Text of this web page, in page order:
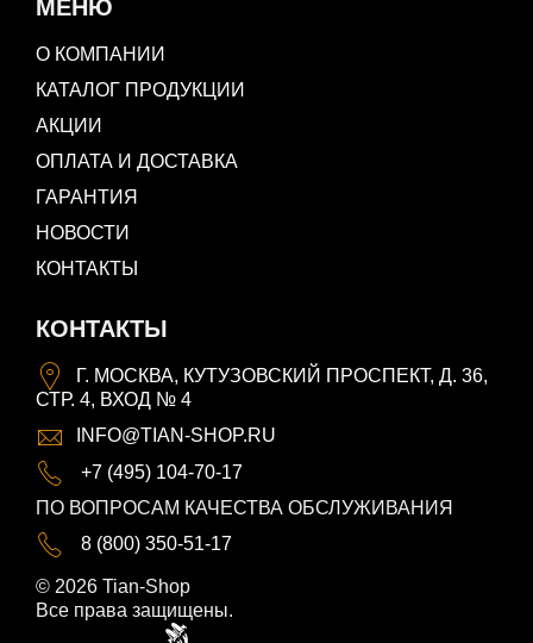
МЕНЮ
О КОМПАНИИ
КАТАЛОГ ПРОДУКЦИИ
АКЦИИ
ОПЛАТА И ДОСТАВКА
ГАРАНТИЯ
НОВОСТИ
КОНТАКТЫ
КОНТАКТЫ
Г. МОСКВА, КУТУЗОВСКИЙ ПРОСПЕКТ, Д. 36,
СТР. 4, ВХОД № 4
INFO@TIAN-SHOP.RU
+7 (495) 104-70-17
ПО ВОПРОСАМ КАЧЕСТВА ОБСЛУЖИВАНИЯ
8 (800) 350-51-17
© 2026 Tian-Shop
Все права защищены.